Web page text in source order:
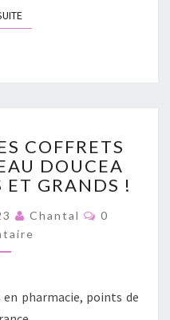
LIRE LA SUITE
COFFRETS
DOUCEA
ET GRANDS !
Chantal
C
O
A
0
pharmacie, points de